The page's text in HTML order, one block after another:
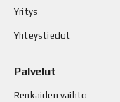
Yritys
Yhteystiedot
Palvelut
Renkaiden vaihto